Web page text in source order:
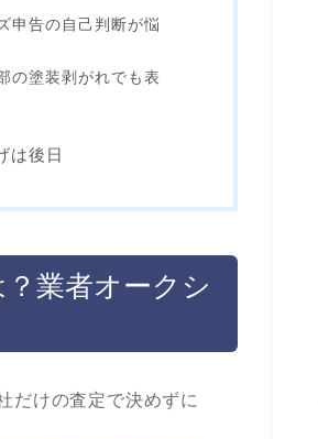
申告の自己判断が悩
の塗装剥がれでも表
は後日
業者オークシ
だけの査定で決めずに